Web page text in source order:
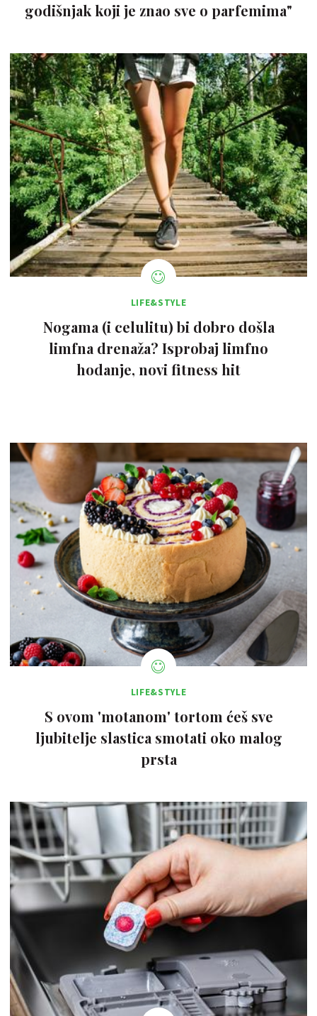
godišnjak koji je znao sve o parfemima"
LIFE&STYLE
Nogama (i celulitu) bi dobro došla
limfna drenaža? Isprobaj limfno
hodanje, novi fitness hit
LIFE&STYLE
S ovom 'motanom' tortom ćeš sve
ljubitelje slastica smotati oko malog
prsta